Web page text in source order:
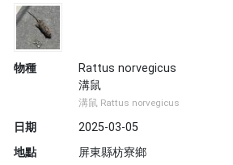
物種
Rattus norvegicus
溝鼠
溝鼠 Rattus norvegicus
日期
2025-03-05
地點
屏東縣枋寮鄉